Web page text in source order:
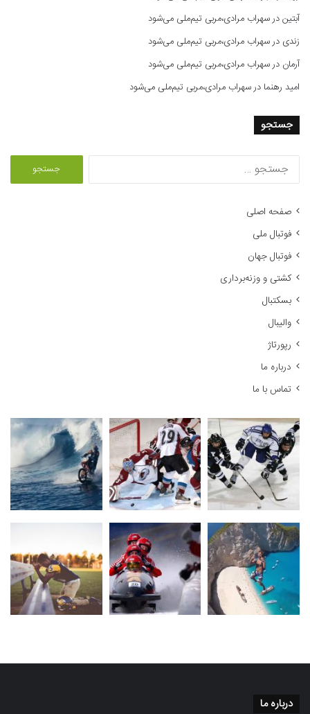
آبتیندرسهراب مرادی،مربی تیم‌ملی می‌شود
زندی درسهراب مرادی،مربی تیم‌ملی می‌شود
آرمان درسهراب مرادی،مربی تیم‌ملی می‌شود
امید رهنما درسهراب مرادی،مربی تیم‌ملی می‌شود
جستجو
صفحه اصلی
فوتبال ملی
فوتبال جهان
کشتی و وزنه‌برداری
بسکتبال
والیبال
رپورتاژ
درباره ما
تماس با ما
درباره ما